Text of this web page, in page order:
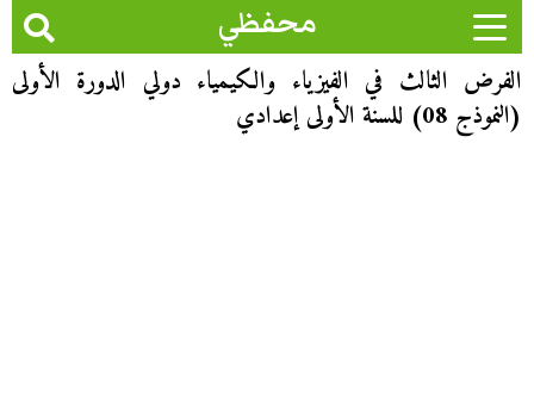
محفظي
الفرض الثالث في الفيزياء والكيمياء دولي الدورة الأولى
(النموذج 08) للسنة الأولى إعدادي